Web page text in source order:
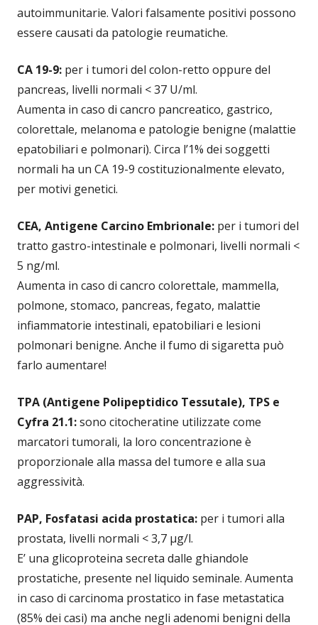
autoimmunitarie. Valori falsamente positivi possono
essere causati da patologie reumatiche.
CA 19-9: per i tumori del colon-retto oppure del
pancreas, livelli normali < 37 U/ml.
Aumenta in caso di cancro pancreatico, gastrico,
colorettale, melanoma e patologie benigne (malattie
epatobiliari e polmonari). Circa l’1% dei soggetti
normali ha un CA 19-9 costituzionalmente elevato,
per motivi genetici.
CEA, Antigene Carcino Embrionale: per i tumori del
tratto gastro-intestinale e polmonari, livelli normali <
5 ng/ml.
Aumenta in caso di cancro colorettale, mammella,
polmone, stomaco, pancreas, fegato, malattie
infiammatorie intestinali, epatobiliari e lesioni
polmonari benigne. Anche il fumo di sigaretta può
farlo aumentare!
TPA (Antigene Polipeptidico Tessutale), TPS e
Cyfra 21.1:sono citocheratine utilizzate come
marcatori tumorali, la loro concentrazione è
proporzionale alla massa del tumore e alla sua
aggressività.
PAP, Fosfatasi acida prostatica: per i tumori alla
prostata, livelli normali < 3,7 μg/l.
E’ una glicoproteina secreta dalle ghiandole
prostatiche, presente nel liquido seminale. Aumenta
in caso di carcinoma prostatico in fase metastatica
(85% dei casi) ma anche negli adenomi benigni della